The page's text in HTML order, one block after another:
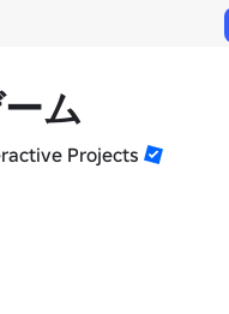
ム
Projects